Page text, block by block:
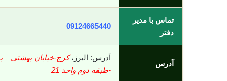
تماس با مدیر
دفتر
09124665440
آدرس
آدرس: البرز،
-طبقه دوم واحد 21